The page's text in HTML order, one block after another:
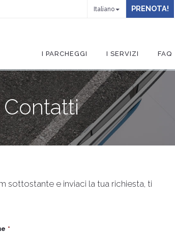
PRENOTA!
Italiano
I PARCHEGGI I SERVIZI FAQ
Contatti
sottostante e inviaci la tua richiesta, ti
*